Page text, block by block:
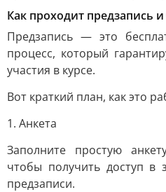
Как проходит предзапись
Предзапись — это
процесс, который
участия в курсе.
Вот краткий план, как это
1. Анкета
Заполните простую
чтобы получить доступ в
предзаписи.